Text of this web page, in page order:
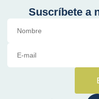
Suscríbete a